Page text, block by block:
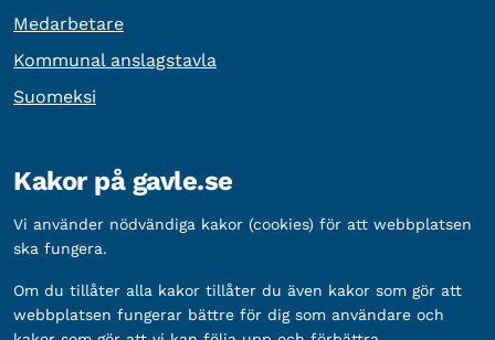
Medarbetare
Kommunal anslagstavla
Suomeksi
Organisationsnummer: 212000-2338
Bankgironummer: 5888-2333
Kakor på gavle.se
Vi använder nödvändiga kakor (cookies) för att webbplatsen
ska fungera.
Om du tillåter alla kakor tillåter du även kakor som gör att
webbplatsen fungerar bättre för dig som användare och